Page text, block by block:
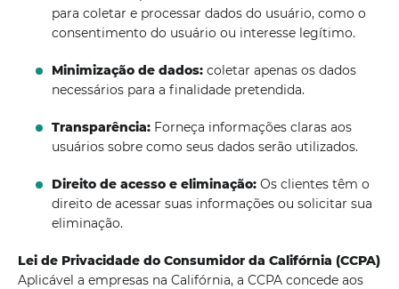
para coletar e processar dados do usuário, como o
consentimento do usuário ou interesse legítimo.
Minimização de dados: coletar apenas os dados
necessários para a finalidade pretendida.
Transparência: Forneça informações claras aos
usuários sobre como seus dados serão utilizados.
Direito de acesso e eliminação: Os clientes têm o
direito de acessar suas informações ou solicitar sua
eliminação.
Lei de Privacidade do Consumidor da Califórnia (CCPA)
Aplicável a empresas na Califórnia, a CCPA concede aos